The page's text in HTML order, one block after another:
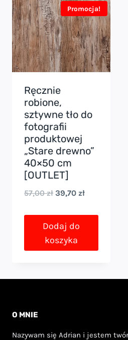
Promocja!
Ręcznie
robione,
sztywne tło do
fotografii
produktowej
„Stare drewno”
40×50 cm
[OUTLET]
57,00zł Pierwotna
wynosiła:
57,00 zł.
39,70 złAktualna
Dodaj do
koszyka
O MNIE
Nazywam się Adrian i jestem